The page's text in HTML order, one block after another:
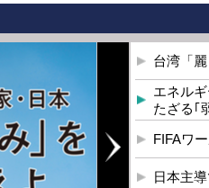
台湾「
エネル
たざる｢
FIFAワ
日本主